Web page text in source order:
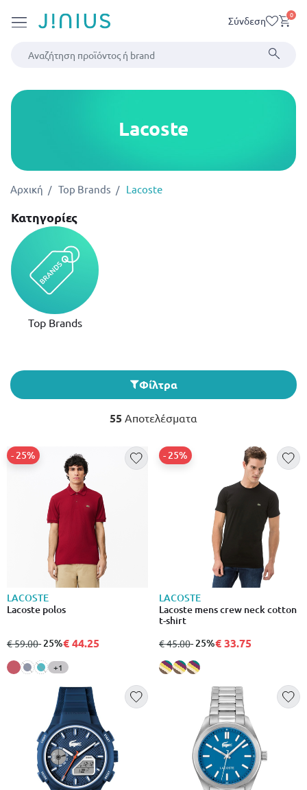
Σύνδεση 0
Lacoste
Αρχική Top Brands Lacoste
Κατηγορίες
Top Brands
Φίλτρα
55 Αποτελέσματα
LACOSTE
Lacoste polos
από
€ 59.00σε
- 25%
- 25%€ 44.25
+1
LACOSTE
Lacoste mens crew neck cotton
t-shirt
από
€ 45.00σε
- 25%
- 25%€ 33.75